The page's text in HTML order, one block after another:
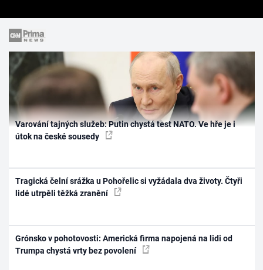
Varování tajných služeb: Putin chystá test NATO. Ve hře je i
útok na české sousedy
Tragická čelní srážka u Pohořelic si vyžádala dva životy. Čtyři
lidé utrpěli těžká zranění
Grónsko v pohotovosti: Americká firma napojená na lidi od
Trumpa chystá vrty bez povolení